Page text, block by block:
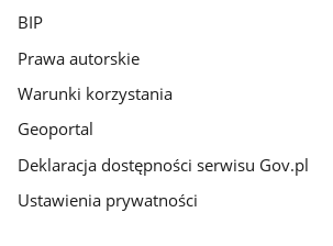
BIP
Prawa autorskie
Warunki korzystania
Geoportal
Deklaracja dostępności serwisu Gov.pl
Ustawienia prywatności